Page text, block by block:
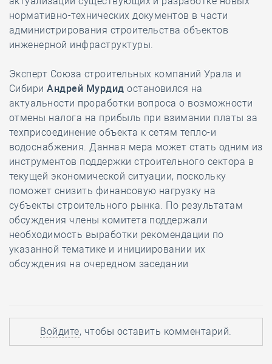
нормативно-технических документов в части
администрирования строительства объектов
инженерной инфраструктуры.
Эксперт Союза строительных компаний Урала и
СибириАндрей Мурдид остановился на
актуальности проработки вопроса о возможности
отмены налога на прибыль при взимании платы за
техприсоединение объекта к сетям тепло-и
водоснабжения. Данная мера может стать одним из
инструментов поддержки строительного сектора в
текущей экономической ситуации, поскольку
поможет снизить финансовую нагрузку на
субъекты строительного рынка. По результатам
обсуждения члены комитета поддержали
необходимость выработки рекомендации по
указанной тематике и инициировании их
обсуждения на очередном заседании
Войдите, чтобы оставить комментарий.